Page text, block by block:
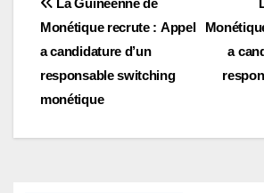
Navigation
de
l’article
a
Monétique recrute : Appel
a candidature d’un
responsable switching
monétique